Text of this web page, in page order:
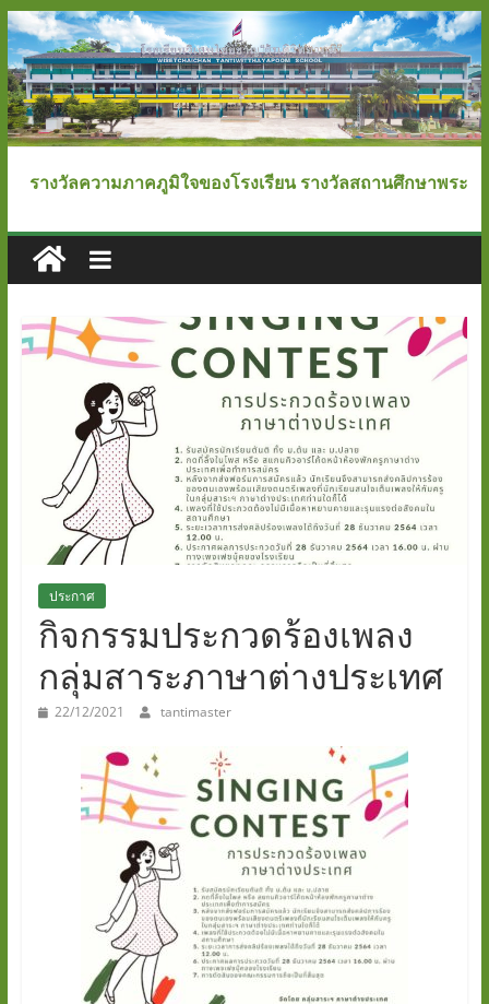
Skip
to
content
โรงเรียน
วิเศษ
ไชย
ชาญ
"ตันติ
วิทยา
ภูมิ"
www.tanti.ac.th
รางวัลความภาคภูมิใจของโรงเรียน รางวัลสถานศึกษาพระร
ประกาศ
กิจกรรมประกวดร้องเพลง
กลุ่มสาระภาษาต่างประเทศ
22/12/2021 tantimaster